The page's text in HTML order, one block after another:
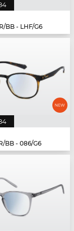
BB - LHF/G6
BB - 086/G6